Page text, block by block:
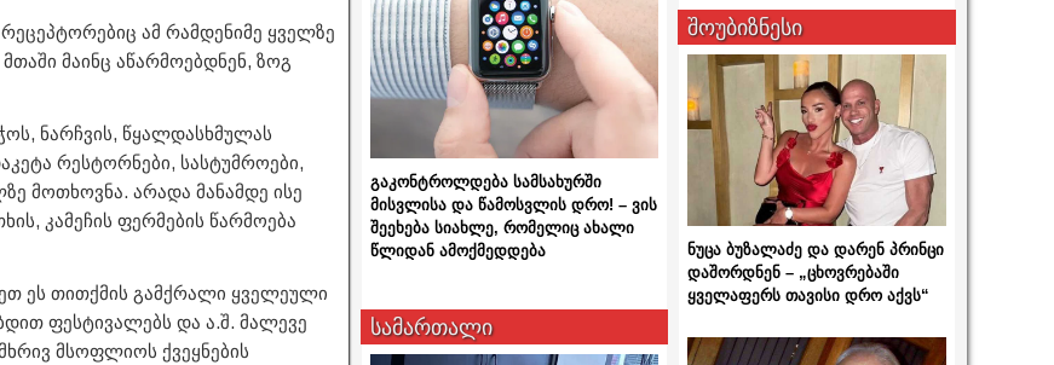
ამ რამდენიმე ყველზე
მაინც აწარმოებდნენ, ზოგ
ნარჩვის, წყალდასხმულას
რესტორნები, სასტუმროები,
მოთხოვნა. არადა მანამდე ისე
კამეჩის ფერმების წარმოება
ეს თითქმის გამქრალი ყველეული
ფესტივალებს და ა.შ. მალევე
მსოფლიოს ქვეყნების
გაკონტროლდება სამსახურში
მისვლისა და წამოსვლის დრო! – ვის
შეეხება სიახლე, რომელიც ახალი
წლიდან ამოქმედდება
სამართალი
შოუბიზნესი
ნუცა ბუზალაძე და დარენ პრინცი
დაშორდნენ – „ცხოვრებაში
ყველაფერს თავისი დრო აქვს“